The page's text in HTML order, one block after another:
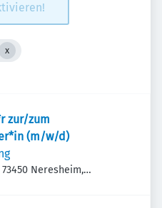
zur/zum
(m/w/d)
Neresheim,